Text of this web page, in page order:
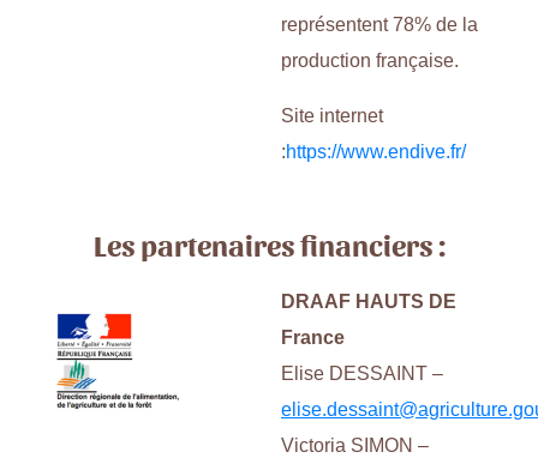
représentent 78% de la
production française.
Site internet
:https://www.endive.fr/
Les partenaires financiers :
DRAAF HAUTS DE
France
Elise DESSAINT –
Victoria SIMON –